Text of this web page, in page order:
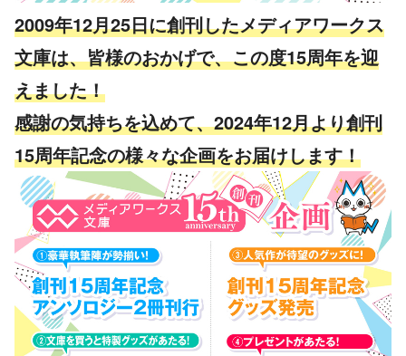
2009年12月25日に創刊したメディアワークス
文庫は、皆様のおかげで、この度15周年を迎
えました！
感謝の気持ちを込めて、2024年12月より創刊
15周年記念の様々な企画をお届けします！